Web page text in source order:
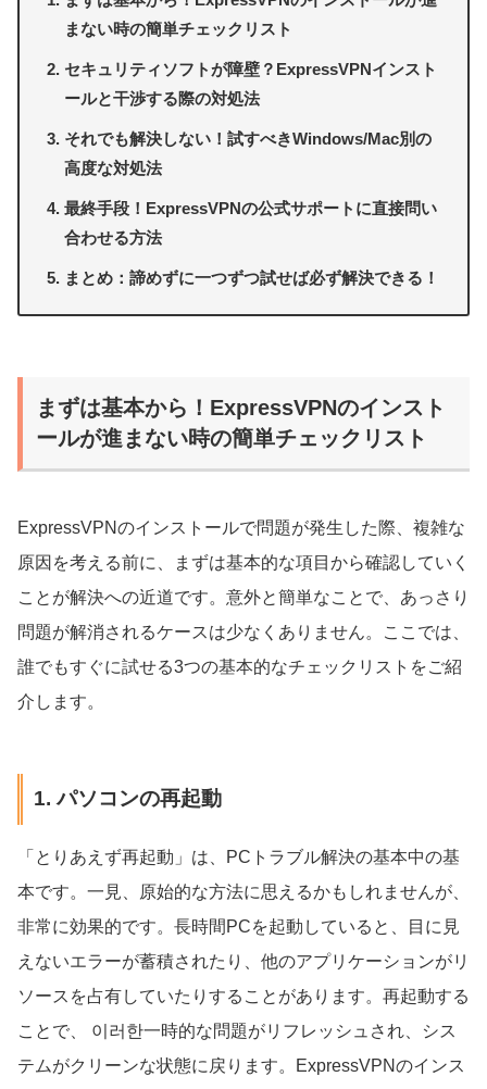
まない時の簡単チェックリスト
セキュリティソフトが障壁？ExpressVPNインスト
ールと干渉する際の対処法
それでも解決しない！試すべきWindows/Mac別の
高度な対処法
最終手段！ExpressVPNの公式サポートに直接問い
合わせる方法
まとめ：諦めずに一つずつ試せば必ず解決できる！
まずは基本から！ExpressVPNのインスト
ールが進まない時の簡単チェックリスト
ExpressVPNのインストールで問題が発生した際、複雑な
原因を考える前に、まずは基本的な項目から確認していく
ことが解決への近道です。意外と簡単なことで、あっさり
問題が解消されるケースは少なくありません。ここでは、
誰でもすぐに試せる3つの基本的なチェックリストをご紹
介します。
1. パソコンの再起動
「とりあえず再起動」は、PCトラブル解決の基本中の基
本です。一見、原始的な方法に思えるかもしれませんが、
非常に効果的です。長時間PCを起動していると、目に見
えないエラーが蓄積されたり、他のアプリケーションがリ
ソースを占有していたりすることがあります。再起動する
ことで、 이러한一時的な問題がリフレッシュされ、シス
テムがクリーンな状態に戻ります。ExpressVPNのインス